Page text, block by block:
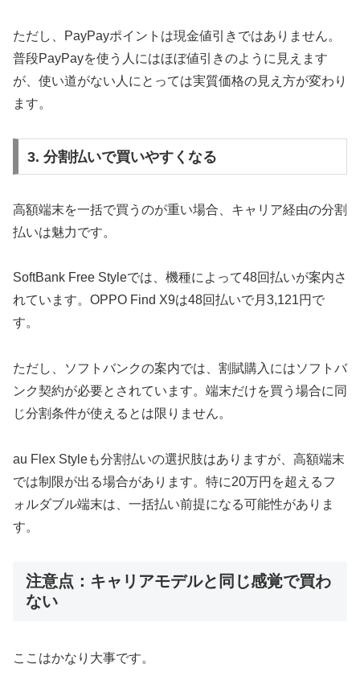
ただし、PayPayポイントは現金値引きではありません。
普段PayPayを使う人にはほぼ値引きのように見えます
が、使い道がない人にとっては実質価格の見え方が変わり
ます。
3. 分割払いで買いやすくなる
高額端末を一括で買うのが重い場合、キャリア経由の分割
払いは魅力です。
SoftBank Free Styleでは、機種によって48回払いが案内さ
れています。OPPO Find X9は48回払いで月3,121円で
す。
ただし、ソフトバンクの案内では、割賦購入にはソフトバ
ンク契約が必要とされています。端末だけを買う場合に同
じ分割条件が使えるとは限りません。
au Flex Styleも分割払いの選択肢はありますが、高額端末
では制限が出る場合があります。特に20万円を超えるフ
ォルダブル端末は、一括払い前提になる可能性がありま
す。
注意点：キャリアモデルと同じ感覚で買わ
ない
ここはかなり大事です。